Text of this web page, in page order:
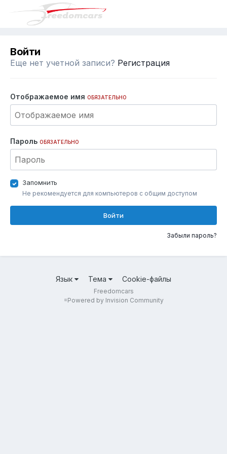
Войти
Еще нет учетной записи? Регистрация
Отображаемое имя ОБЯЗАТЕЛЬНО
Пароль ОБЯЗАТЕЛЬНО
Запомнить
Не рекомендуется для компьютеров с общим доступом
Войти
Забыли пароль?
Язык Тема Cookie-файлы
Freedomcars
=Powered by Invision Community